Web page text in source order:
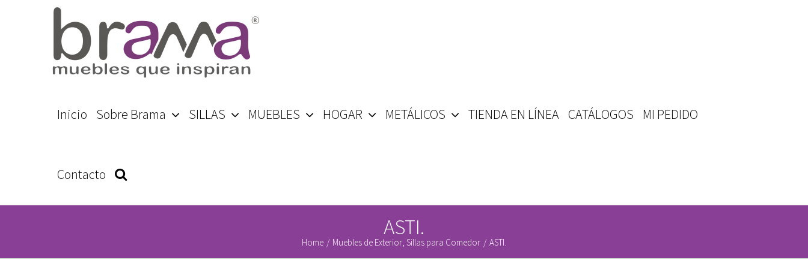
Search
for:
Inicio Sobre Brama SILLAS MUEBLES HOGAR METÁLICOS TIENDA EN LÍNEA CATÁLOGOS MI PEDIDO
Contacto
ASTI.
Home / Muebles de Exterior, Sillas para Comedor / ASTI.